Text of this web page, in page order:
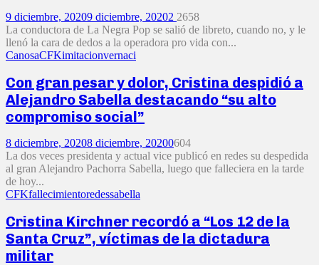
9 diciembre, 20209 diciembre, 20202 2658
La conductora de La Negra Pop se salió de libreto, cuando no, y le
llenó la cara de dedos a la operadora pro vida con...
CanosaCFKimitacionvernaci
Con gran pesar y dolor, Cristina despidió a
Alejandro Sabella destacando “su alto
compromiso social”
8 diciembre, 20208 diciembre, 20200604
La dos veces presidenta y actual vice publicó en redes su despedida
al gran Alejandro Pachorra Sabella, luego que falleciera en la tarde
de hoy...
CFKfallecimientoredessabella
Cristina Kirchner recordó a “Los 12 de la
Santa Cruz”, víctimas de la dictadura
militar